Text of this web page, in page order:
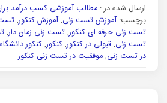
ارسال شده در : مطالب آموزشی کسب درآمد
برچسب:آموزش تست زنی,آموزش کنکور,
تست زنی حرفه ای کنکور, تست زنی زمان دار,
تست زنی, قبولی در کنکور, کنکور, کنکور دانشگاه
در تست زنی, موفقیت در تست زنی کنکور